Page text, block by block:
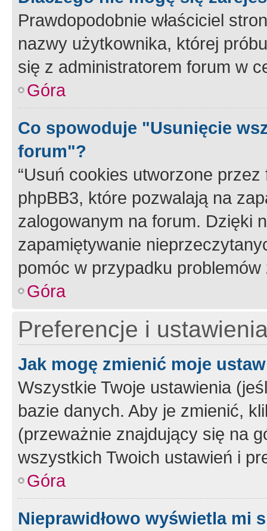
Prawdopodobnie właściciel
nazwy użytkownika, której
się z administratorem forum w
Góra
Co spowoduje "Usunięcie
forum"?
“Usuń cookies utworzone
phpBB3, które pozwalają na
zalogowanym na forum. Dzięki
zapamiętywanie
pomóc w przypadku
Góra
Preferencje i
Jak mogę zmienić moje
Wszystkie Twoje ustawienia
bazie danych. Aby je zmienić,
(przeważnie znajdujący się na
wszystkich Twoich ustawień i
Góra
Nieprawidłowo wyświetla mi